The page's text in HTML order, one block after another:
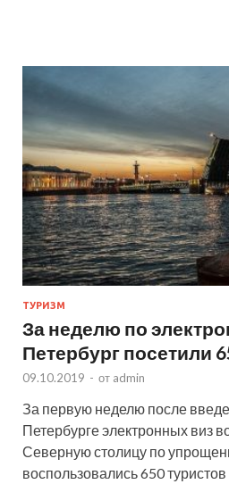
ТУРИЗМ
За неделю по
Петербург посетили
09.10.2019 - от admin
За первую неделю после
Петербурге электронных виз
Северную столицу по
воспользовались 650